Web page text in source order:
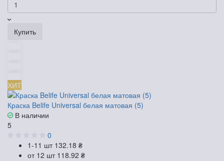
Купить
ХИТ
Краска Belife Universal белая матовая (5)
В наличии
5
0
1-11 шт 132.18 ₴
от 12 шт 118.92 ₴